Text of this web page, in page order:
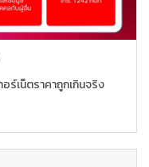
ร์เน็ตราคาถูกเกินจริง